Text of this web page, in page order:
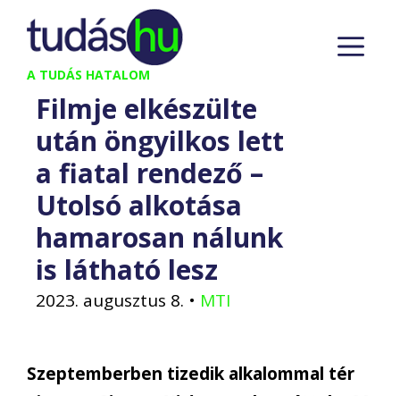
Kilépés
tartalomba
A TUDÁS HATALOM
Filmje elkészülte
után öngyilkos lett
a fiatal rendező –
Utolsó alkotása
hamarosan nálunk
is látható lesz
2023. augusztus 8. • MTI
Szeptemberben tizedik alkalommal tér